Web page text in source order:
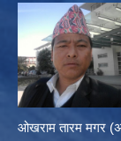
ओखराम तारम मगर